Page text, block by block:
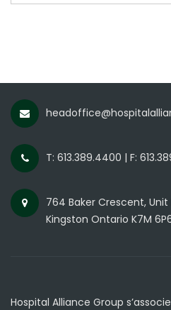
T: 613.389.4400 | F:
764 Baker Crescent, Unit
Kingston Ontario K7M
Hospital Alliance Group